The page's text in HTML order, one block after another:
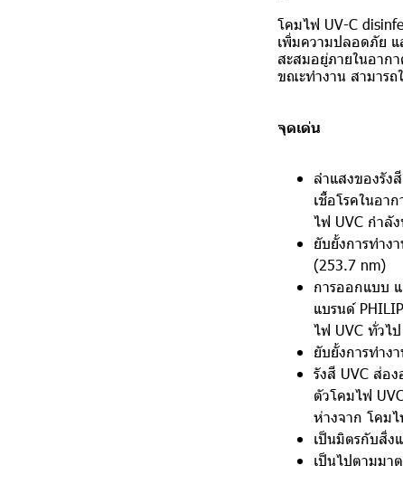
โคมไฟ UV-C
เพิ่มความปลอดภัย แ
สะสมอยู่ภายในอาก
ขณะทำงาน สามารถ
จุดเด่น
ลำแสงของรัง
เชื้อโรคในอา
ไฟ UVC กำลั
ยับยั้งการทำง
(253.7 nm)
การออกแบบ
แบรนด์
ไฟ UVC ทั่วไป
ยับยั้งการทำง
รังสี UVC ส่อ
ตัวโคมไฟ
ห่างจาก โคม
เป็นมิตรกับสิ่ง
เป็นไปตามมา